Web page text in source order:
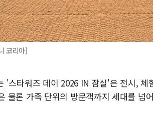
코리아]
'스타워즈 데이 2026 IN 잠실'은 전시, 체
물론 가족 단위의 방문객까지 세대를 넘